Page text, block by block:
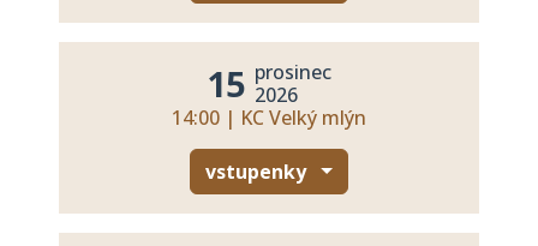
15 prosinec
2026
14:00 | KC Velký mlýn
vstupenky